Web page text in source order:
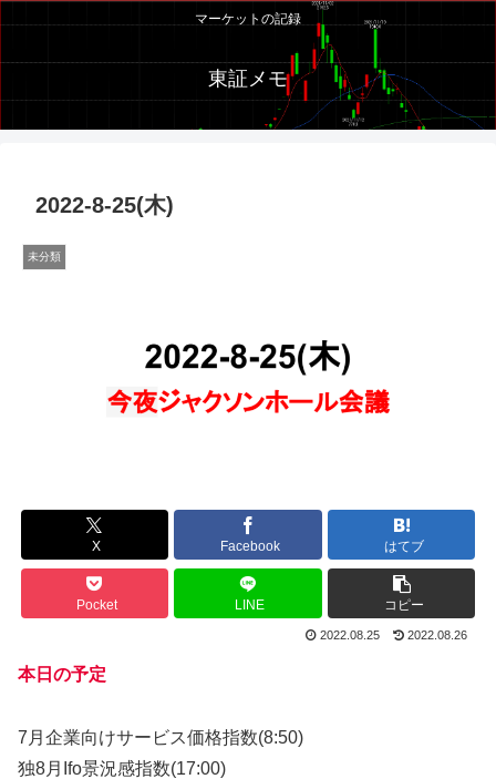
マーケットの記録
東証メモ
2022-8-25(木)
未分類
X Facebook はてブ
Pocket LINE コピー
2022.08.25 2022.08.26
本日の予定
7月企業向けサービス価格指数(8:50)
独8月Ifo景況感指数(17:00)